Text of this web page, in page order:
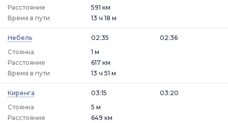
Расстояние
591 км
Время в пути
13 ч 18 м
Небель
02:35
Стоянка
1 м
02:36
Расстояние
617 км
Время в пути
13 ч 51 м
Киренга
03:15
Стоянка
5 м
03:20
Расстояние 649 км